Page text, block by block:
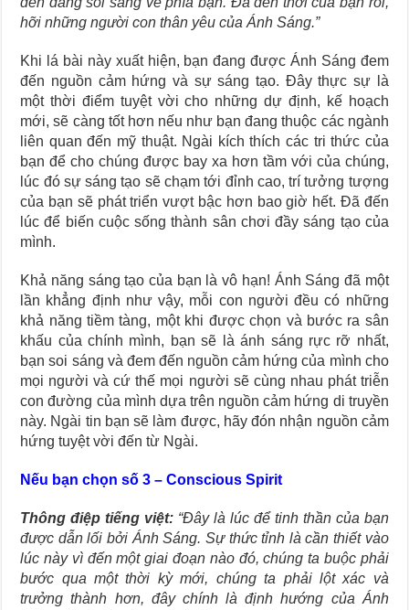
hỡi những người con thân yêu của Ánh Sáng.”
Khi lá bài này xuất hiện, bạn đang được Ánh Sáng đem
đến nguồn cảm hứng và sự sáng tạo. Đây thực sự là
một thời điểm tuyệt vời cho những dự định, kế hoạch
mới, sẽ càng tốt hơn nếu như bạn đang thuộc các ngành
liên quan đến mỹ thuật. Ngài kích thích các tri thức của
bạn để cho chúng được bay xa hơn tầm với của chúng,
lúc đó sự sáng tạo sẽ chạm tới đỉnh cao, trí tưởng tượng
của bạn sẽ phát triển vượt bậc hơn bao giờ hết. Đã đến
lúc để biến cuộc sống thành sân chơi đầy sáng tạo của
mình.
Khả năng sáng tạo của bạn là vô hạn! Ánh Sáng đã một
lần khẳng định như vậy, mỗi con người đều có những
khả năng tiềm tàng, một khi được chọn và bước ra sân
khấu của chính mình, bạn sẽ là ánh sáng rực rỡ nhất,
bạn soi sáng và đem đến nguồn cảm hứng của mình cho
mọi người và cứ thế mọi người sẽ cùng nhau phát triễn
con đường của mình dựa trên nguồn cảm hứng di truyền
này. Ngài tin bạn sẽ làm được, hãy đón nhận nguồn cảm
hứng tuyệt vời đến từ Ngài.
Nếu bạn chọn số 3 – Conscious Spirit
Thông điệp tiếng việt: “Đây là lúc để tinh thần của bạn
được dẫn lối bởi Ánh Sáng. Sự thức tỉnh là cần thiết vào
lúc này vì đến một giai đoạn nào đó, chúng ta buộc phải
bước qua một thời kỳ mới, chúng ta phải lột xác và
trưởng thành hơn, đây chính là định hướng của Ánh